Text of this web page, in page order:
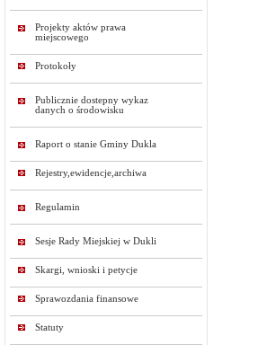
Projekty aktów prawa
miejscowego
Protokoły
Publicznie dostepny wykaz
danych o środowisku
Raport o stanie Gminy Dukla
Rejestry,ewidencje,archiwa
Regulamin
Sesje Rady Miejskiej w Dukli
Skargi, wnioski i petycje
Sprawozdania finansowe
Statuty